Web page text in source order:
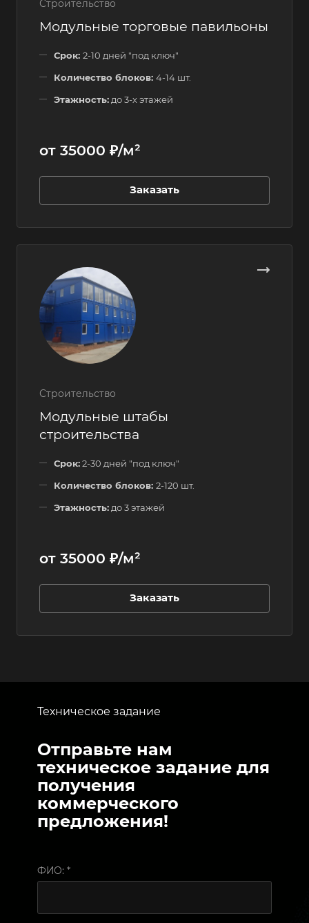
Строительство
Модульные торговые павильоны
Срок: 2-10 дней "под ключ"
Количество блоков: 4-14 шт.
Этажность: до 3-х этажей
от 35000 ₽/м²
Заказать
Строительство
Модульные штабы
строительства
Срок:2-30 дней "под ключ"
Количество блоков: 2-120 шт.
Этажность: до 3 этажей
от 35000 ₽/м²
Заказать
Техническое задание
Отправьте нам
техническое задание для
получения
коммерческого
предложения!
ФИО: *